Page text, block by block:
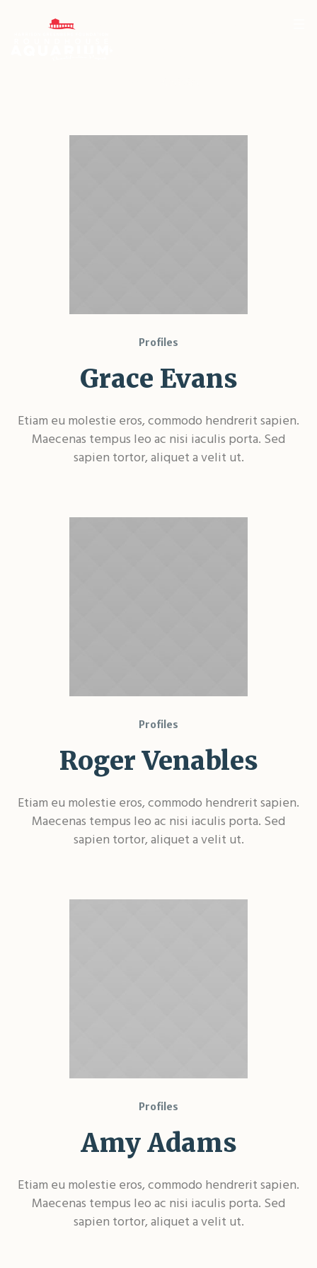
Profile Category:
Profiles
Grace Evans
Etiam eu molestie eros, commodo hendrerit sapien.
Maecenas tempus leo ac nisi iaculis porta. Sed
sapien tortor, aliquet a velit ut.
Profiles
Roger Venables
Etiam eu molestie eros, commodo hendrerit sapien.
Maecenas tempus leo ac nisi iaculis porta. Sed
sapien tortor, aliquet a velit ut.
Profiles
Amy Adams
Etiam eu molestie eros, commodo hendrerit sapien.
Maecenas tempus leo ac nisi iaculis porta. Sed
sapien tortor, aliquet a velit ut.